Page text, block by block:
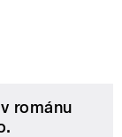
románu